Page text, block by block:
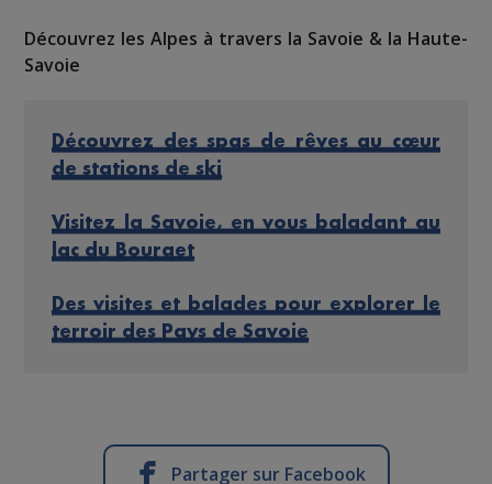
Découvrez les Alpes à travers la Savoie & la Haute-
Savoie
Découvrez des spas de rêves au cœur
de stations de ski
Visitez la Savoie, en vous baladant au
lac du Bourget
Des visites et balades pour explorer le
terroir des Pays de Savoie
Partager sur Facebook